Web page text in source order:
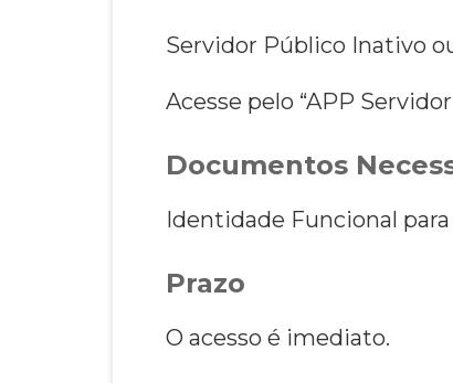
Servidor Público Inativo
Acesse pelo “APP Servidor
Documentos
Identidade Funcional
Prazo
O acesso é imediato.